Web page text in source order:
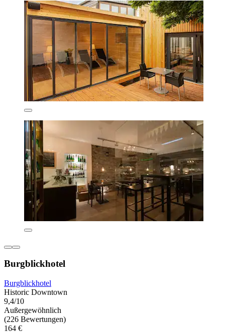
Burgblickhotel
Burgblickhotel
Historic Downtown
9,4/10
Außergewöhnlich
(226 Bewertungen)
164 €